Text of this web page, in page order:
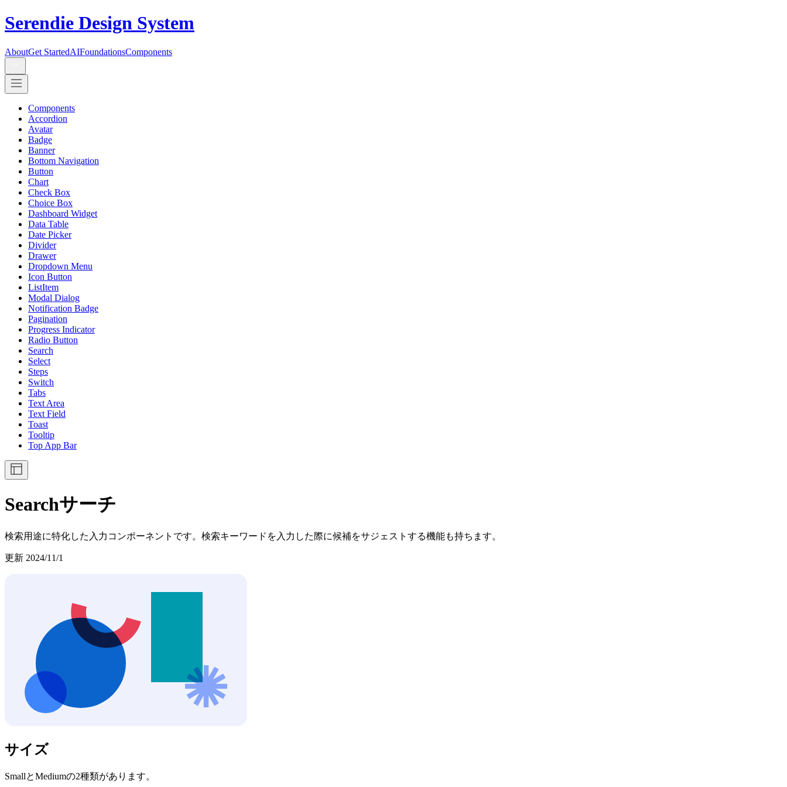
Serendie Design System
AboutGet StartedAIFoundationsComponents
Components
Accordion
Avatar
Badge
Banner
Bottom Navigation
Button
Chart
Check Box
Choice Box
Dashboard Widget
Data Table
Date Picker
Divider
Drawer
Dropdown Menu
Icon Button
ListItem
Modal Dialog
Notification Badge
Pagination
Progress Indicator
Radio Button
Search
Select
Steps
Switch
Tabs
Text Area
Text Field
Toast
Tooltip
Top App Bar
Searchサーチ
検索用途に特化した入力コンポーネントです。検索キーワードを入力した際に候補をサジェストする機能も持ちます。
更新 2024/11/1
サイズ
SmallとMediumの2種類があります。